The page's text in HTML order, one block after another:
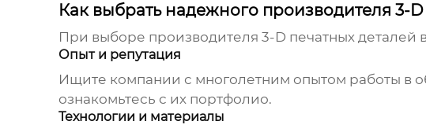
Как выбрать надежного производителя 3-
При выборе производителя 3-D печатных деталей
Опыт и репутация
Ищите компании с многолетним опытом работы в
ознакомьтесь с их портфолио.
Технологии и материалы